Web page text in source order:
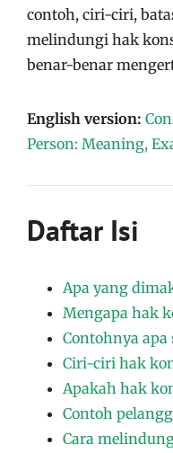
contoh, ciri-ciri,
melindungi hak
benar-benar
English version:
Person: Meaning,
Daftar Isi
Apa yang
Mengapa hak
Contohnya apa
Ciri-ciri hak
Apakah hak
Contoh
Cara